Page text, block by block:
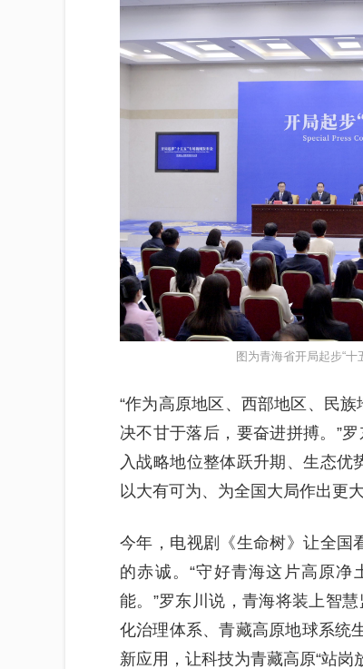
图为青海省开局起步“
“作为高原地区、西部地区、民
决不甘于落后，要奋进拼搏。”
入战略地位整体跃升期、生态
以大有可为、为全国大局作出更
今年，电视剧《生命树》让全国
的赤诚。“守好青海这片高原
能。”罗东川说，青海将装上智
化治理体系、青藏高原地球系统
新应用，让科技为青藏高原“站岗